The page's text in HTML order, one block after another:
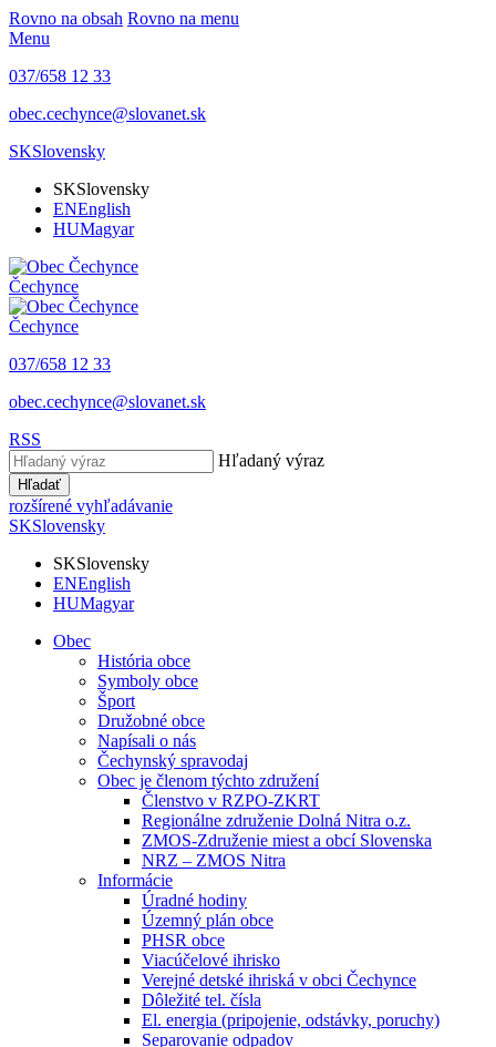
Rovno na obsah Rovno na menu
Menu
037/658 12 33
obec.cechynce@slovanet.sk
SKSlovensky
SKSlovensky
ENEnglish
HUMagyar
Čechynce
Čechynce
037/658 12 33
obec.cechynce@slovanet.sk
RSS
Hľadaný výraz
Hľadať
rozšírené vyhľadávanie
SKSlovensky
SKSlovensky
ENEnglish
HUMagyar
Obec
História obce
Symboly obce
Šport
Družobné obce
Napísali o nás
Čechynský spravodaj
Obec je členom týchto združení
Členstvo v RZPO-ZKRT
Regionálne združenie Dolná Nitra o.z.
ZMOS-Združenie miest a obcí Slovenska
NRZ – ZMOS Nitra
Informácie
Úradné hodiny
Územný plán obce
PHSR obce
Viacúčelové ihrisko
Verejné detské ihriská v obci Čechynce
Dôležité tel. čísla
El. energia (pripojenie, odstávky, poruchy)
Separovanie odpadov